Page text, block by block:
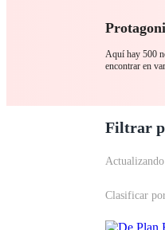
RomanceHombre
Aquí hay 500
encontrar en
Filtrar
Clasificar